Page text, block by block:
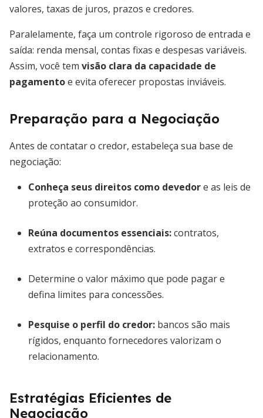
valores, taxas de juros, prazos e credores.
Paralelamente, faça um controle rigoroso de entrada e
saída: renda mensal, contas fixas e despesas variáveis.
Assim, você tem visão clara da capacidade de
pagamentoe evita oferecer propostas inviáveis.
Preparação para a Negociação
Antes de contatar o credor, estabeleça sua base de
negociação:
Conheça seus direitos como devedore as leis de
proteção ao consumidor.
Reúna documentos essenciais:contratos,
extratos e correspondências.
Determine o valor máximo que pode pagar e
defina limites para concessões.
Pesquise o perfil do credor: bancos são mais
rígidos, enquanto fornecedores valorizam o
relacionamento.
Estratégias Eficientes de
Negociação